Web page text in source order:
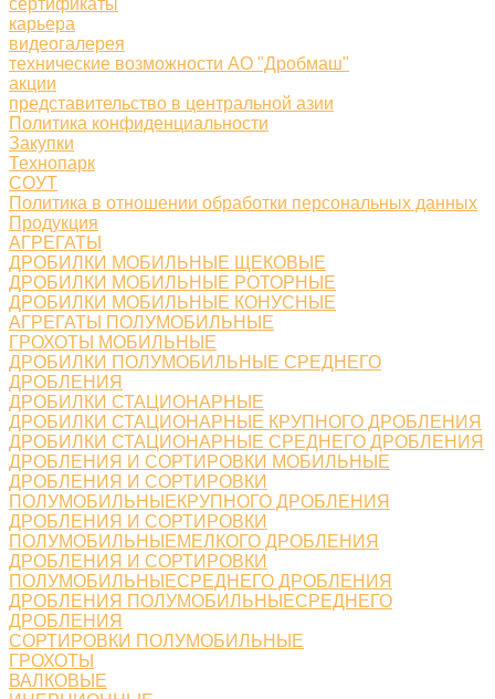
сертификаты
карьера
видеогалерея
технические возможности АО "Дробмаш"
акции
представительство в центральной азии
Политика конфиденциальности
Закупки
Технопарк
СОУТ
Политика в отношении обработки персональных данных
Продукция
АГРЕГАТЫ
ДРОБИЛКИ МОБИЛЬНЫЕ ЩЕКОВЫЕ
ДРОБИЛКИ МОБИЛЬНЫЕ РОТОРНЫЕ
ДРОБИЛКИ МОБИЛЬНЫЕ КОНУСНЫЕ
АГРЕГАТЫ ПОЛУМОБИЛЬНЫЕ
ГРОХОТЫ МОБИЛЬНЫЕ
ДРОБИЛКИ ПОЛУМОБИЛЬНЫЕ СРЕДНЕГО
ДРОБЛЕНИЯ
ДРОБИЛКИ СТАЦИОНАРНЫЕ
ДРОБИЛКИ СТАЦИОНАРНЫЕ КРУПНОГО ДРОБЛЕНИЯ
ДРОБИЛКИ СТАЦИОНАРНЫЕ СРЕДНЕГО ДРОБЛЕНИЯ
ДРОБЛЕНИЯ И СОРТИРОВКИ МОБИЛЬНЫЕ
ДРОБЛЕНИЯ И СОРТИРОВКИ
ПОЛУМОБИЛЬНЫЕКРУПНОГО ДРОБЛЕНИЯ
ДРОБЛЕНИЯ И СОРТИРОВКИ
ПОЛУМОБИЛЬНЫЕМЕЛКОГО ДРОБЛЕНИЯ
ДРОБЛЕНИЯ И СОРТИРОВКИ
ПОЛУМОБИЛЬНЫЕСРЕДНЕГО ДРОБЛЕНИЯ
ДРОБЛЕНИЯ ПОЛУМОБИЛЬНЫЕСРЕДНЕГО
ДРОБЛЕНИЯ
СОРТИРОВКИ ПОЛУМОБИЛЬНЫЕ
ГРОХОТЫ
ВАЛКОВЫЕ